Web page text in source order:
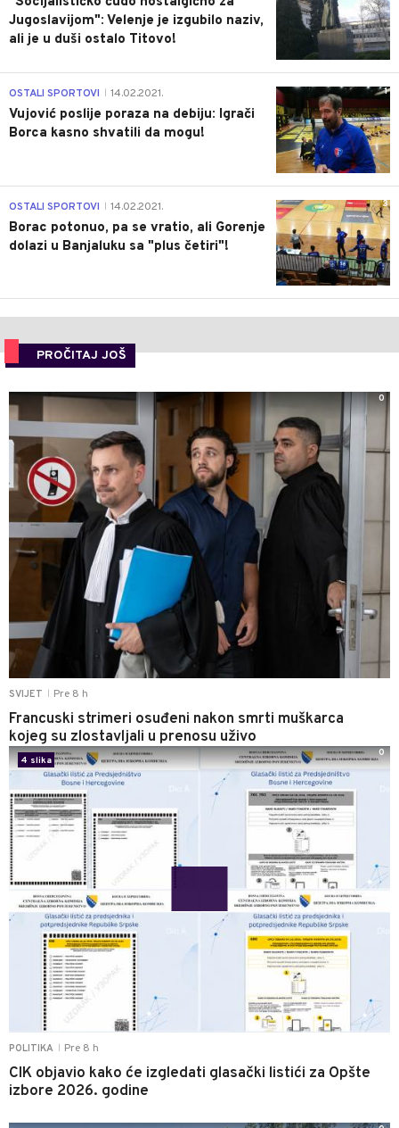
Jugoslavijom": Velenje je izgubilo naziv,
ali je u duši ostalo Titovo!
1
OSTALI SPORTOVI 14.02.2021.
Vujović poslije poraza na debiju: Igrači
Borca kasno shvatili da mogu!
3
OSTALI SPORTOVI 14.02.2021.
Borac potonuo, pa se vratio, ali Gorenje
dolazi u Banjaluku sa "plus četiri"!
PROČITAJ JOŠ
SVIJET Pre 8 h
Francuski strimeri osuđeni nakon smrti muškarca
kojeg su zlostavljali u prenosu uživo
0
POLITIKA Pre 8 h
CIK objavio kako će izgledati glasački listići za Opšte
izbore 2026. godine
4 slika
0